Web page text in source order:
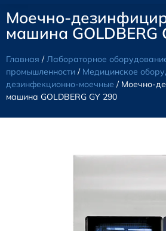
Моечно-
машина GOLDBERG
Главная /Лабораторное
промышленности / Медицинское
дезинфекционно-моечные / Моечно-
машина GOLDBERG GY 290